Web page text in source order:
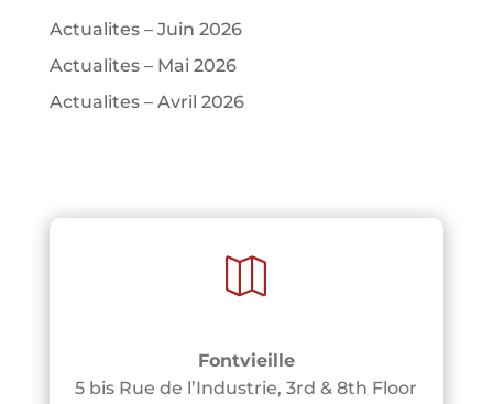
Actualites – Juin 2026
Actualites – Mai 2026
Actualites – Avril 2026

Fontvieille
5 bis Rue de l’Industrie, 3rd & 8th Floor